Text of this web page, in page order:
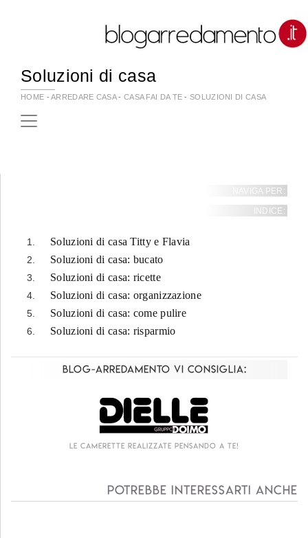
Soluzioni di casa
HOME -ARREDARE CASA- CASA FAI DA TE -SOLUZIONI DI CASA
NAVIGA PER:
INDICE:
Soluzioni di casa Titty e Flavia
Soluzioni di casa: bucato
Soluzioni di casa: ricette
Soluzioni di casa: organizzazione
Soluzioni di casa: come pulire
Soluzioni di casa: risparmio
Blog-Arredamento vi consiglia:
Le camerette realizzate pensando a te!
Potrebbe interessarti anche